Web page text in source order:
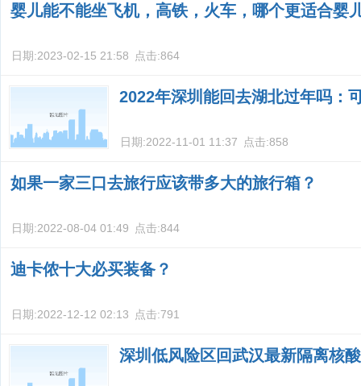
婴儿能不能坐飞机，高铁，火车，哪个更适合婴
日期:2023-02-15 21:58 点击:864
2022年深圳能回去湖北过年吗：
日期:2022-11-01 11:37 点击:858
如果一家三口去旅行应该带多大的旅行箱？
日期:2022-08-04 01:49 点击:844
迪卡侬十大必买装备？
日期:2022-12-12 02:13 点击:791
深圳低风险区回武汉最新隔离核